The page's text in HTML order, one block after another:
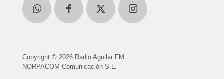
Copyright © 2026 Radio Aguilar FM
NORPACOM Comunicación S.L.